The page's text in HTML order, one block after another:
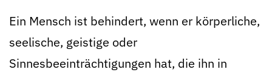
Ein Mensch ist behindert, wenn er körperliche,
seelische, geistige oder
Sinnesbeeinträchtigungen hat, die ihn in